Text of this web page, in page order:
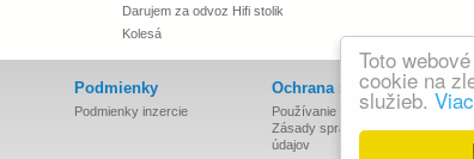
Toto
cookie na
služieb.
Darujem za odvoz Hifi stolik
Kolesá
Podmienky
Podmienky inzercie
Ochrana súkromia
Používanie cookies
Zásady spracovania osobných
údajov